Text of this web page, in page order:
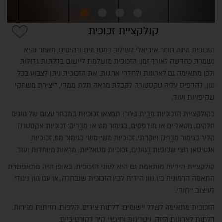
קולקציית זכוכית
הזכוכית הינה חומר אידיאלי לשילוב במטבחים ורהיטים, מאחר והיא
נשמרת כחדשה לאורך זמן. הזכוכית מושלמת ליישום בדלתות גדולות
ולכן מתאימה גם לארונות ולחדרי ארונות. את הזכוכית ניתן לצבוע בכל
גוון, להדפיס עליה טקסטורה לקבלת מראה תלת ממדי, ליצירת משחקי
שקיפויות ועוד.
בקולקציית הזכוכיות מבית בלורן תמצאו זכוכיות במבחר עצום של גוונים
חלקים, מטאליים או מודפסים, בגימור מט או מבריק: זכוכיות אקסטרה
קליר בגימור מבריק ויוקרתי, זכוכיות משי-משי בגימור מט, זכוכיות
אנטיסאן חצי שקופות בגוונים, זכוכיות מטאליות, מראות מיוחדות ועוד.
קולקציית הידיות מותאמת גם היא לגווני הזכוכית, באופן הזה מתאפשרת
התאמה הרמונית בין גוון הידית לבין הזכוכית שנבחרה, או עם גוון ניגודי
לעיצוב ייחודי.
הזכוכית מתאימה לשלל יישומים: דלתות צירים, קלפות, חזיתות מגירות,
דלתות לארונות הזזה, ויטרינות וחיפויי קיר דקורטיביים